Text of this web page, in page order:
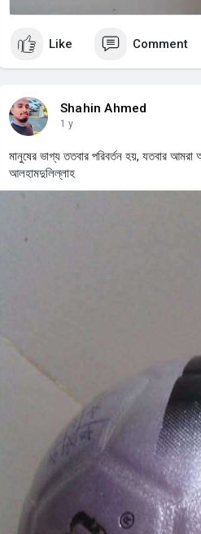
Like Comment
Shahin Ahmed
1 y
মানুষের ভাগ্য ততবার পরিবর্তন হয়, যতবার
আলহামদুলিল্লাহ